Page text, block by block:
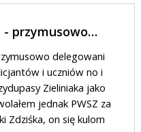
- przymusowo…
delegowani
i uczniów no i
Zieliniaka jako
jednak PWSZ za
Zdziśka, on się kulom